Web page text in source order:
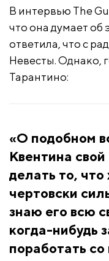
В интервью The
что она думает об
ответила, что с
Невесты. Однако,
Тарантино:
«О подобном
Квентина
делать то, что
чертовски
знаю его всю
когда-нибудь
поработать